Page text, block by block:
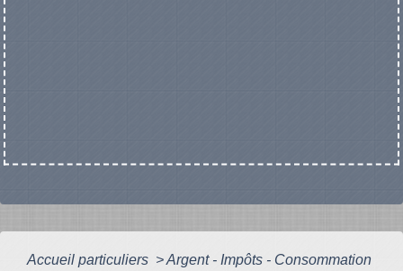
Accueil particuliers >Argent - Impôts - Consommation